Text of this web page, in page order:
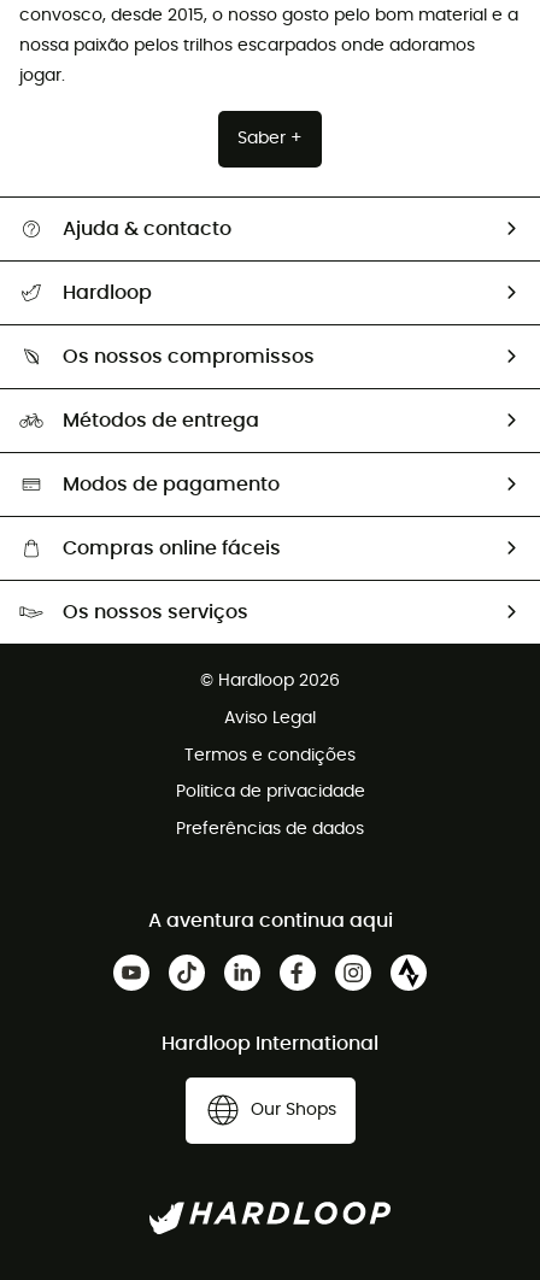
convosco, desde 2015, o nosso gosto pelo bom material e a
nossa paixão pelos trilhos escarpados onde adoramos
jogar.
Saber +
Ajuda & contacto
Devoluções e reembolsos
Guia de tamanhos
Trocas & Devoluções
Hardloop
Os nossos embaixadores
Os nossos compromissos
Seleção eco-responsável
Métodos de entrega
Modos de pagamento
Compras online fáceis
Devoluções gratuitas em 100 dias
Os nossos serviços
© Hardloop 2026
Aviso Legal
Termos e condições
Politica de privacidade
Preferências de dados
A aventura continua aqui
Hardloop International
Our Shops